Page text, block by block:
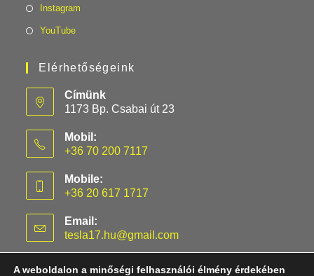
Instagram
YouTube
Elérhetőségeink
Címünk
1173 Bp. Csabai út 23
Mobil:
+36 70 200 7117
Mobile:
+36 20 617 1717
Email:
tesla17.hu@gmail.com
A weboldalon a minőségi felhasználói élmény érdekében